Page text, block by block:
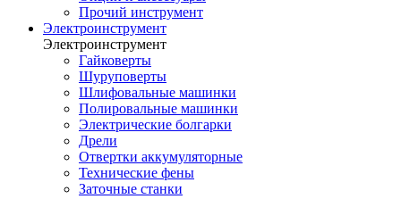
Прочий инструмент
Электроинструмент
Электроинструмент
Гайковерты
Шуруповерты
Шлифовальные машинки
Полировальные машинки
Электрические болгарки
Дрели
Отвертки аккумуляторные
Технические фены
Заточные станки